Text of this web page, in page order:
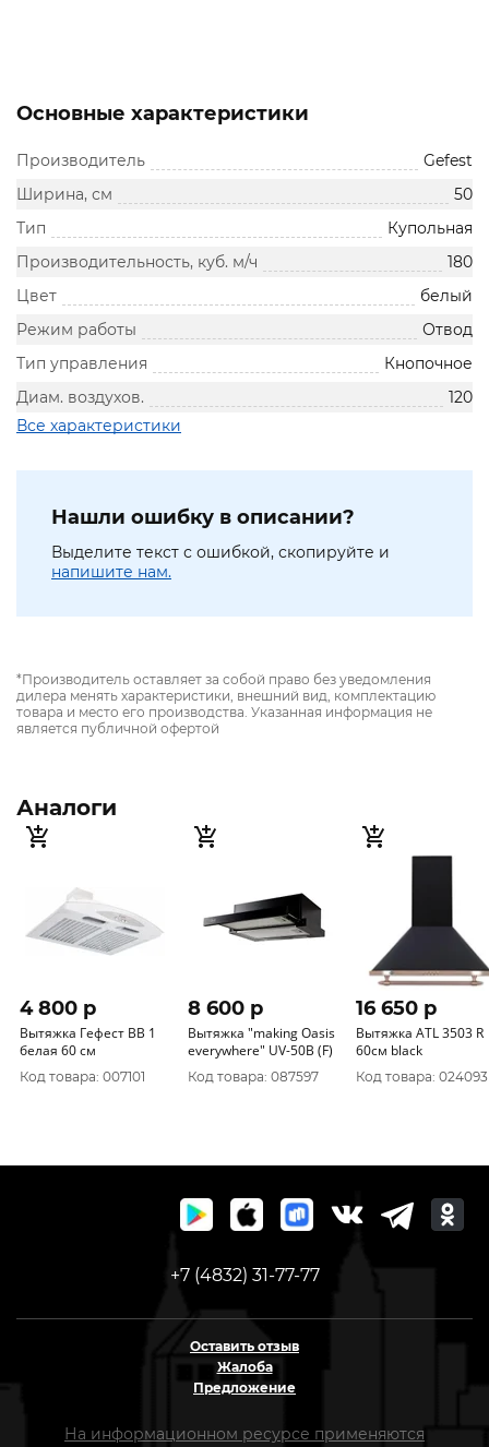
Основные характеристики
Производитель
Gefest
Ширина, см
50
Тип
Купольная
Производительность, куб. м/ч
180
Цвет
белый
Режим работы
Отвод
Тип управления
Кнопочное
Диам. воздухов.
120
Все характеристики
Нашли ошибку в описании?
Выделите текст с ошибкой, скопируйте и
напишите нам.
*Производитель оставляет за собой право без уведомления
дилера менять характеристики, внешний вид, комплектацию
товара и место его производства. Указанная информация не
является публичной офертой
Аналоги
4 800 p
Вытяжка Гефест ВВ 1
белая 60 см
Код товара: 007101
8 600 p
Вытяжка "making Оasis
everywhere" UV-50B (F)
Код товара: 087597
16 650 p
Вытяжка ATL 3503 R
60см black
Код товара: 024093
+7 (4832) 31-77-77
Оставить отзыв
Жалоба
Предложение
На информационном ресурсе применяются